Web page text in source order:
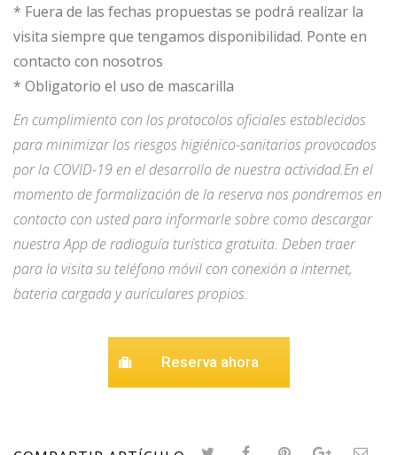
* Fuera de las fechas propuestas se podrá realizar la
visita siempre que tengamos disponibilidad. Ponte en
contacto con nosotros
* Obligatorio el uso de mascarilla
En cumplimiento con los protocolos oficiales establecidos
para minimizar los riesgos higiénico-sanitarios provocados
por la COVID-19 en el desarrollo de nuestra actividad.En el
momento de formalización de la reserva nos pondremos en
contacto con usted para informarle sobre como descargar
nuestra App de radioguía turística gratuita. Deben traer
para la visita su teléfono móvil con conexión a internet,
bateria cargada y auriculares propios.
Reserva ahora